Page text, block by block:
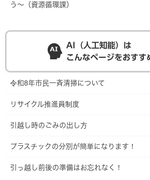
う～（資源循環課）
AI（人工知能）は
こんなページをおすす
令和8年市民一斉清掃について
リサイクル推進員制度
引越し時のごみの出し方
プラスチックの分別が簡単になります！
引っ越し前後の準備はお忘れなく！